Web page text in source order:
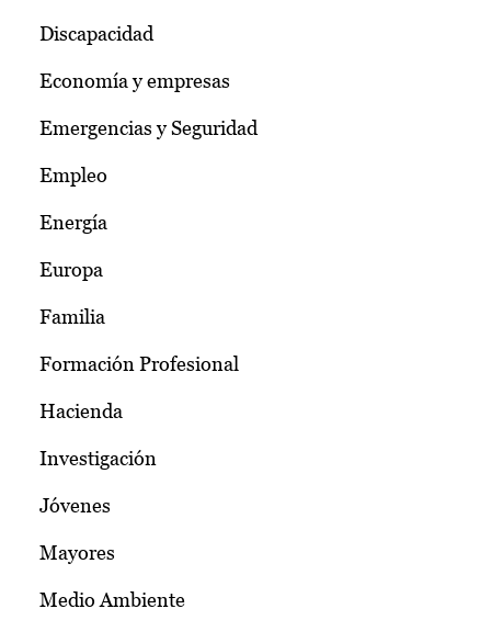
Discapacidad
Economía y empresas
Emergencias y Seguridad
Empleo
Energía
Europa
Familia
Formación Profesional
Hacienda
Investigación
Jóvenes
Mayores
Medio Ambiente